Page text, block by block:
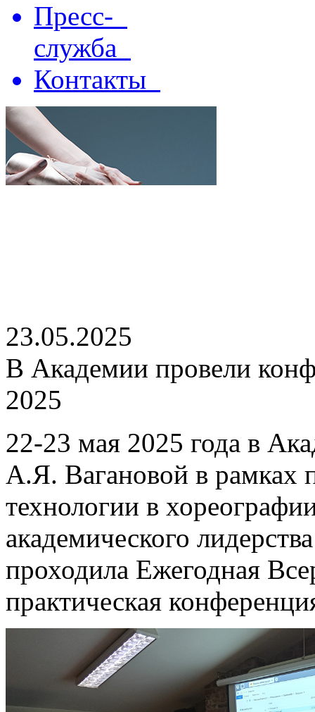
Пресс-
служба
Контакты
23.05.2025
В Академии провели
2025
22-23 мая 2025 года в
А.Я. Вагановой в рамках
технологии в
академического
проходила Ежегодная
практическая